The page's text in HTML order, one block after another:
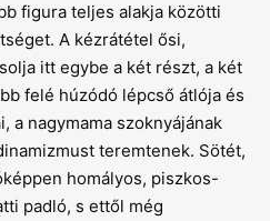
figura teljes alakja közötti
A kézrátétel ősi,
itt egybe a két részt, a két
felé húzódó lépcső átlója és
a nagymama szoknyájának
teremtenek. Sötét,
homályos, piszkos-
padló, s ettől még